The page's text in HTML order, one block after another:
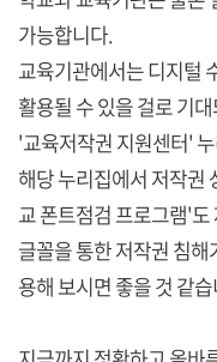
가능합니다.
교육기관에서는 디지털
활용될 수 있을 걸로 기
'교육저작권 지원센터'
해당 누리집에서 저작권
교 폰트점검 프로그램'
글꼴을 통한 저작권 침
용해 보시면 좋을 것 같